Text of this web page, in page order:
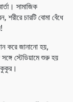
সামাজিক
চারটি বোমা বেঁধে
করে জানানো হয়,
স্টেডিয়ামে শুরু হয়
কুকুর।